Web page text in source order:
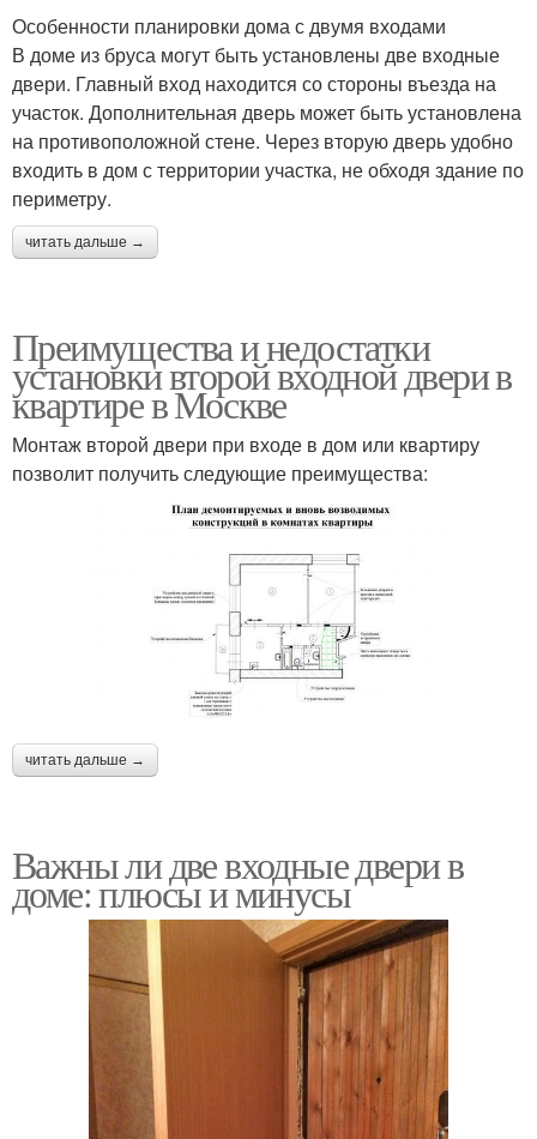
Особенности планировки дома с двумя входами
В доме из бруса могут быть установлены две входные
двери. Главный вход находится со стороны въезда на
участок. Дополнительная дверь может быть установлена
на противоположной стене. Через вторую дверь удобно
входить в дом с территории участка, не обходя здание по
периметру.
читать дальше →
Преимущества и недостатки
установки второй входной двери в
квартире в Москве
Монтаж второй двери при входе в дом или квартиру
позволит получить следующие преимущества:
читать дальше →
Важны ли две входные двери в
доме: плюсы и минусы